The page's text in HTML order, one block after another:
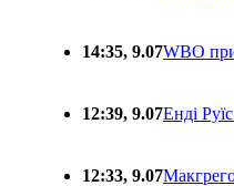
14:35, 9.07WBO
12:39, 9.07Енді
12:33, 9.07